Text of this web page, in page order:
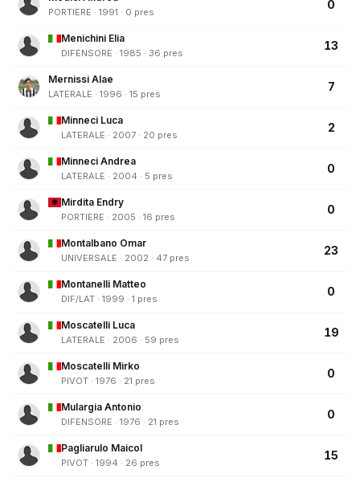
PORTIERE · 1991 · 0 pres
0
Menichini Elia
DIFENSORE · 1985 · 36 pres
13
Mernissi Alae
LATERALE · 1996 · 15 pres
7
Minneci Luca
LATERALE · 2007 · 20 pres
2
Minneci Andrea
LATERALE · 2004 · 5 pres
0
Mirdita Endry
PORTIERE · 2005 · 16 pres
0
Montalbano Omar
UNIVERSALE · 2002 · 47 pres
23
Montanelli Matteo
DIF/LAT · 1999 · 1 pres
0
Moscatelli Luca
LATERALE · 2006 · 59 pres
19
Moscatelli Mirko
PIVOT · 1976 · 21 pres
0
Mulargia Antonio
DIFENSORE · 1976 · 21 pres
0
Pagliarulo Maicol
PIVOT · 1994 · 26 pres
15